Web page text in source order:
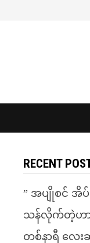
RECENT
” အပျိုစင် အိ
သန်လိုက်တဲ့ဟာ
တစ်နာရီ လေး